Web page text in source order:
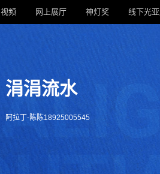
视频 网上展厅 神灯奖 线下光
涓涓流水
阿拉丁-陈陈18925005545